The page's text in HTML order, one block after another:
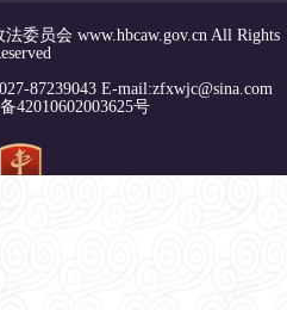
委员会 www.hbcaw.gov.cn All Rights
87239043 E-mail:zfxwjc@sina.com
42010602003625号